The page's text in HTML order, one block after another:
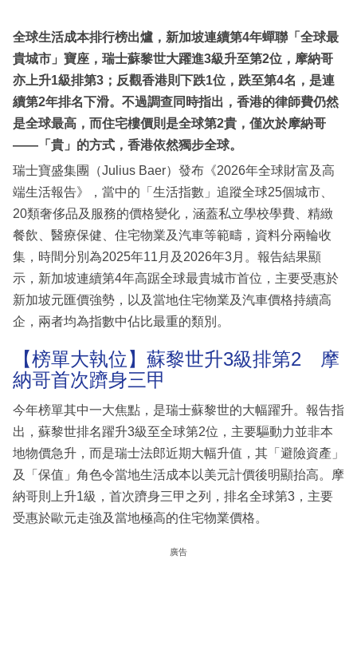
全球生活成本排行榜出爐，新加坡連續第4年蟬聯「全球最
貴城市」寶座，瑞士蘇黎世大躍進3級升至第2位，摩納哥
亦上升1級排第3；反觀香港則下跌1位，跌至第4名，是連
續第2年排名下滑。不過調查同時指出，香港的律師費仍然
是全球最高，而住宅樓價則是全球第2貴，僅次於摩納哥
——「貴」的方式，香港依然獨步全球。
瑞士寶盛集團（Julius Baer）發布《2026年全球財富及高
端生活報告》，當中的「生活指數」追蹤全球25個城市、
20類奢侈品及服務的價格變化，涵蓋私立學校學費、精緻
餐飲、醫療保健、住宅物業及汽車等範疇，資料分兩輪收
集，時間分別為2025年11月及2026年3月。報告結果顯
示，新加坡連續第4年高踞全球最貴城市首位，主要受惠於
新加坡元匯價強勢，以及當地住宅物業及汽車價格持續高
企，兩者均為指數中佔比最重的類別。
【榜單大執位】蘇黎世升3級排第2 摩
納哥首次躋身三甲
今年榜單其中一大焦點，是瑞士蘇黎世的大幅躍升。報告指
出，蘇黎世排名躍升3級至全球第2位，主要驅動力並非本
地物價急升，而是瑞士法郎近期大幅升值，其「避險資產」
及「保值」角色令當地生活成本以美元計價後明顯抬高。摩
納哥則上升1級，首次躋身三甲之列，排名全球第3，主要
受惠於歐元走強及當地極高的住宅物業價格。
廣告